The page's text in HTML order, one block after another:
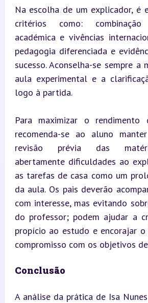
Na escolha de um explicador, é
critérios como:
académica e vivências
pedagogia diferenciada e
sucesso. Aconselha-se sempre a
aula experimental e a
logo à partida.
Para maximizar o rendimento
recomenda-se ao aluno
revisão prévia das
abertamente dificuldades ao
as tarefas de casa como um
da aula. Os pais deverão
com interesse, mas evitando
do professor; podem ajudar a
propício ao estudo e encorajar
compromisso com os objetivos
Conclusão
A análise da prática de Isa